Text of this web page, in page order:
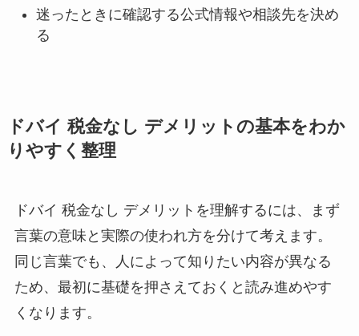
迷ったときに確認する公式情報や相談先を決め
る
ドバイ 税金なし デメリットの基本をわか
りやすく整理
ドバイ 税金なし デメリットを理解するには、まず
言葉の意味と実際の使われ方を分けて考えます。
同じ言葉でも、人によって知りたい内容が異なる
ため、最初に基礎を押さえておくと読み進めやす
くなります。